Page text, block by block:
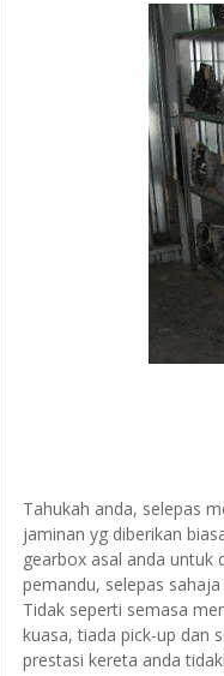
Tahukah anda, selepas
jaminan yg diberikan
gearbox asal anda untuk
pemandu, selepas
Tidak seperti semasa
kuasa, tiada pick-up dan
prestasi kereta anda